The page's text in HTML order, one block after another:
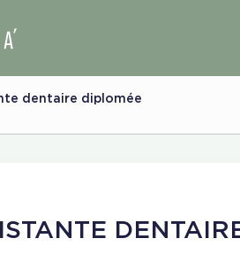
dentaire diplomée